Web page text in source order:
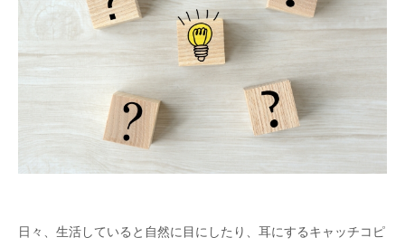
日々、生活していると自然に目にしたり、耳にするキャッチコピ